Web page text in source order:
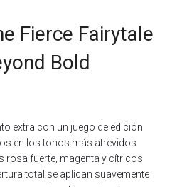
Fierce Fairytale
Bold
extra con un juego de edición
en los tonos más atrevidos
rosa fuerte, magenta y cítricos
total se aplican suavemente